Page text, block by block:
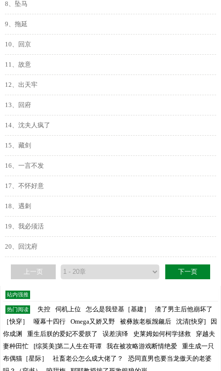
8、坠马
9、拖延
10、回京
11、故意
12、出天牢
13、回府
14、沈夫人疯了
15、藏剑
16、一言不发
17、不怀好意
18、遇刺
19、我必须活
20、回沈府
上一页 下一页
站内强推
热门阅读 失控 伺机上位 怎么是我登基［基建］
渣了男主后他崩坏了
［快穿］
哑幕十四行 Omega又娇又野 被彝族老板觊觎后 沈清[快穿]
因
你成渊
重生后朕的爱妃不爱朕了 误差演绎 史莱姆如何柯学拯救
穿越夫
妻种田忙
[综英美]第二人生在哥谭 我在被攻略游戏断情绝爱
重生成一只
布偶猫［星际］
社畜老公怎么成大佬了？
恐同直男也要当龙傲天的老婆